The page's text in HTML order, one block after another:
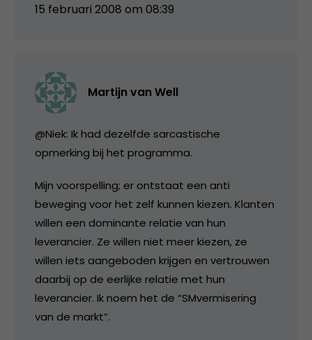
15 februari 2008 om 08:39
Martijn van Well
@Niek: Ik had dezelfde sarcastische
opmerking bij het programma.
Mijn voorspelling; er ontstaat een anti
beweging voor het zelf kunnen kiezen. Klanten
willen een dominante relatie van hun
leverancier. Ze willen niet meer kiezen, ze
willen iets aangeboden krijgen en vertrouwen
daarbij op de eerlijke relatie met hun
leverancier. Ik noem het de “SMvermisering
van de markt”.